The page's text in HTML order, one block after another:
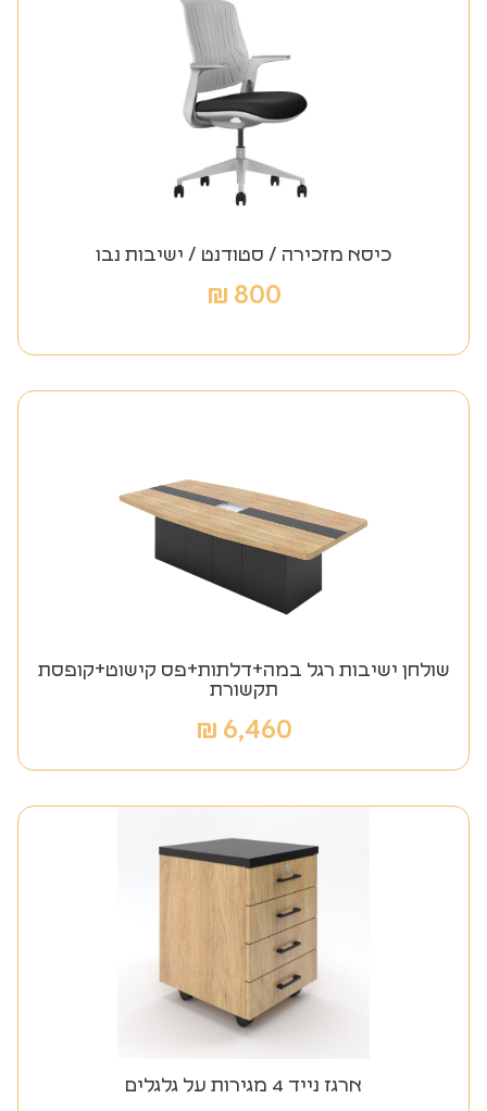
כיסא מזכירה / סטודנט / ישיבות נבו
800
₪
שולחן ישיבות רגל במה+דלתות+פס קישוט+קופסת
תקשורת
6,460
₪
ארגז נייד 4 מגירות על גלגלים